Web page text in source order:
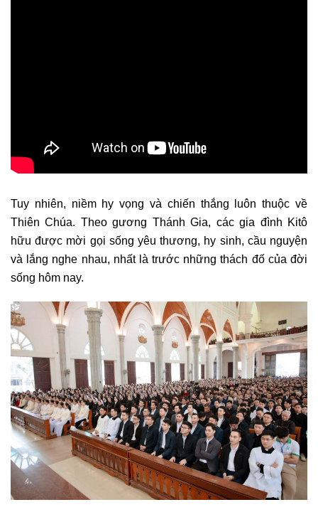
Tuy nhiên, niềm hy vọng và chiến thắng luôn thuộc về
Thiên Chúa. Theo gương Thánh Gia, các gia đình Kitô
hữu được mời gọi sống yêu thương, hy sinh, cầu nguyện
và lắng nghe nhau, nhất là trước những thách đố của đời
sống hôm nay.